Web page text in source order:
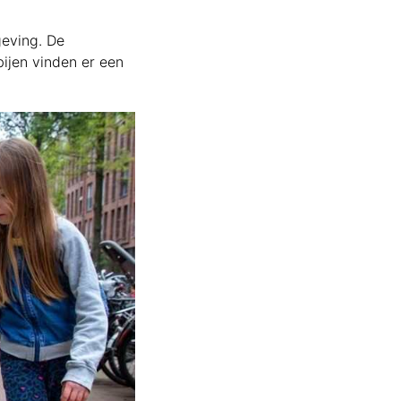
De
vinden er een